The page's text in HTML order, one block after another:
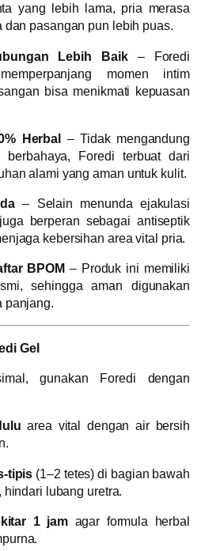
yang lebih lama, pria merasa
dan pasangan pun lebih puas.
Lebih Baik– Foredi
momen intim
bisa menikmati kepuasan
Herbal – Tidak mengandung
berbahaya, Foredi terbuat dari
alami yang aman untuk kulit.
– Selain menunda ejakulasi
berperan sebagai antiseptik
kebersihan area vital pria.
BPOM – Produk ini memiliki
sehingga aman digunakan
panjang.
Gel
gunakan Foredi dengan
area vital dengan air bersih
tipis (1–2 tetes) di bagian bawah
lubang uretra.
1 jamagar formula herbal